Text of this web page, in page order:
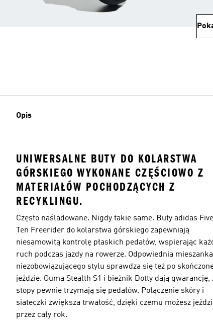
Opis
UNIWERSALNE BUTY DO KOLARSTWA
GÓRSKIEGO WYKONANE CZĘŚCIOWO Z
MATERIAŁÓW POCHODZĄCYCH Z
RECYKLINGU.
Często naśladowane. Nigdy takie same. Buty adidas Five
Ten Freerider do kolarstwa górskiego zapewniają
niesamowitą kontrolę płaskich pedałów, wspierając
ruch podczas jazdy na rowerze. Odpowiednia mieszanka
niezobowiązującego stylu sprawdza się też po
jeździe. Guma Stealth S1 i bieżnik Dotty dają gwarancję,
stopy pewnie trzymają się pedałów. Połączenie skóry i
siateczki zwiększa trwałość, dzięki czemu możesz
przez cały rok.